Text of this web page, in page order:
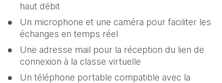
haut débit
Un microphone et une caméra pour faciliter les
échanges en temps réel
Une adresse mail pour la réception du lien de
connexion à la classe virtuelle
Un téléphone portable compatible avec la